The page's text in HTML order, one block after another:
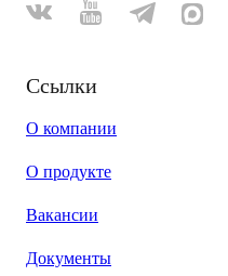
Ссылки
О компании
О продукте
Вакансии
Документы